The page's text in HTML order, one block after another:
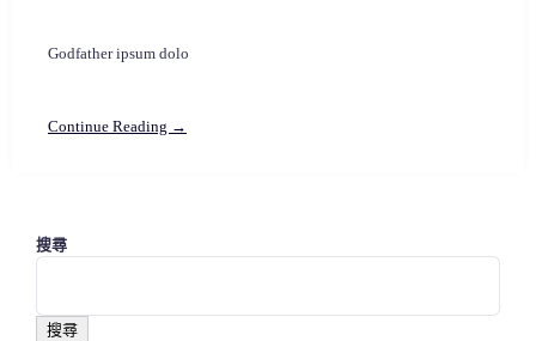
Godfather ipsum dolo
Continue Reading →
搜尋
搜尋